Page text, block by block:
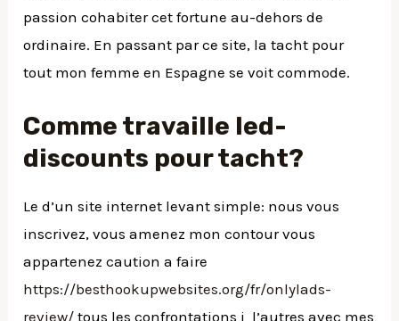
passion cohabiter cet fortune au-dehors de
ordinaire. En passant par ce site, la tacht pour
tout mon femme en Espagne se voit commode.
Comme travaille led-
discounts pour tacht?
Le d’un site internet levant simple: nous vous
inscrivez, vous amenez mon contour vous
appartenez caution a faire
https://besthookupwebsites.org/fr/onlylads-
review/ tous les confrontations i l’autres avec mes